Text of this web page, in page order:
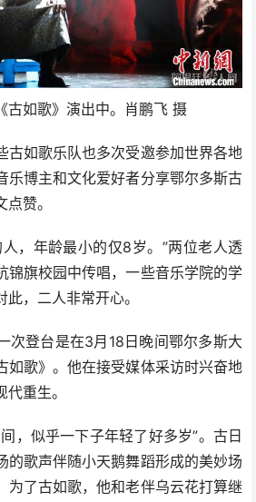
古如歌》演出中。肖鹏飞 摄
如歌乐队也多次受邀参加世界各地
乐博主和文化爱好者分享鄂尔多斯古
赞。
年龄最小的仅8岁。”两位老人透
锦旗校园中传唱，一些音乐学院的学
，二人非常开心。
登台是在3月18日晚间鄂尔多斯大
如歌》。他在接受媒体采访时兴奋地
重生。
似乎一下子年轻了好多岁”。古日
的歌声伴随小天鹅舞蹈形成的美妙场
为了古如歌，他和老伴乌云花打算继